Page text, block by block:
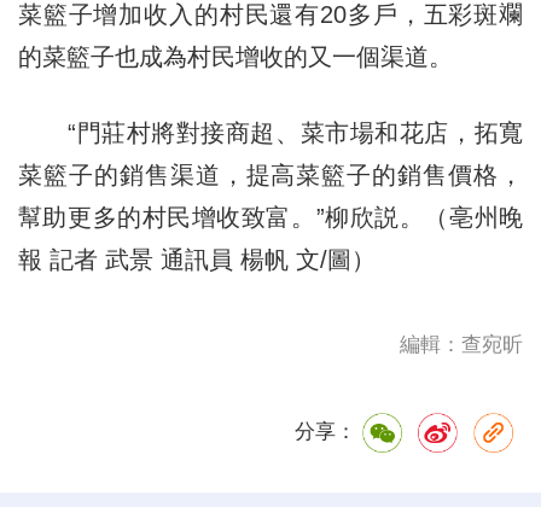
菜籃子增加收入的村民還有20多戶，五彩斑斕
的菜籃子也成為村民增收的又一個渠道。
“門莊村將對接商超、菜市場和花店，拓寬
菜籃子的銷售渠道，提高菜籃子的銷售價格，
幫助更多的村民增收致富。”柳欣説。（亳州晚
報 記者 武景 通訊員 楊帆 文/圖）
編輯：查宛昕
分享：